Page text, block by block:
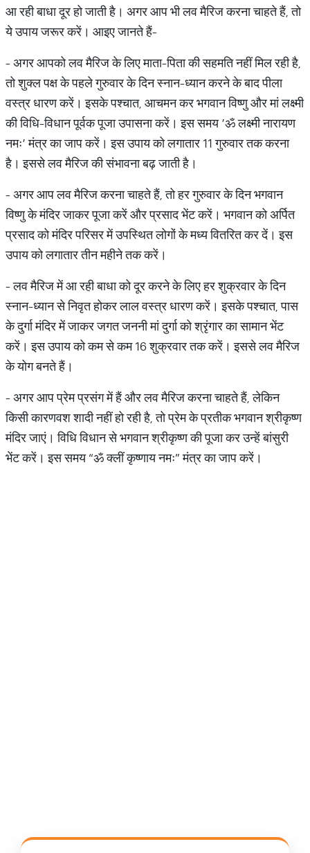
आ रही बाधा दूर हो जाती है। अगर आप भी लव मैरिज करना चाहते हैं, तो
ये उपाय जरूर करें। आइए जानते हैं-
- अगर आपको लव मैरिज के लिए माता-पिता की सहमति नहीं मिल रही है,
तो शुक्ल पक्ष के पहले गुरुवार के दिन स्नान-ध्यान करने के बाद पीला
वस्त्र धारण करें। इसके पश्चात, आचमन कर भगवान विष्णु और मां लक्ष्मी
की विधि-विधान पूर्वक पूजा उपासना करें। इस समय ’ॐ लक्ष्मी नारायण
नमः’ मंत्र का जाप करें। इस उपाय को लगातार 11 गुरुवार तक करना
है। इससे लव मैरिज की संभावना बढ़ जाती है।
- अगर आप लव मैरिज करना चाहते हैं, तो हर गुरुवार के दिन भगवान
विष्णु के मंदिर जाकर पूजा करें और प्रसाद भेंट करें। भगवान को अर्पित
प्रसाद को मंदिर परिसर में उपस्थित लोगों के मध्य वितरित कर दें। इस
उपाय को लगातार तीन महीने तक करें।
- लव मैरिज में आ रही बाधा को दूर करने के लिए हर शुक्रवार के दिन
स्नान-ध्यान से निवृत होकर लाल वस्त्र धारण करें। इसके पश्चात, पास
के दुर्गा मंदिर में जाकर जगत जननी मां दुर्गा को श्रृंगार का सामान भेंट
करें। इस उपाय को कम से कम 16 शुक्रवार तक करें। इससे लव मैरिज
के योग बनते हैं।
- अगर आप प्रेम प्रसंग में हैं और लव मैरिज करना चाहते हैं, लेकिन
किसी कारणवश शादी नहीं हो रही है, तो प्रेम के प्रतीक भगवान श्रीकृष्ण
मंदिर जाएं। विधि विधान से भगवान श्रीकृष्ण की पूजा कर उन्हें बांसुरी
भेंट करें। इस समय “ॐ क्लीं कृष्णाय नमः” मंत्र का जाप करें।